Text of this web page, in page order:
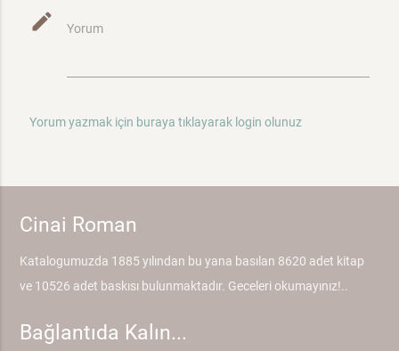
mode_edit Yorum
Yorum yazmak için buraya tıklayarak login olunuz
Cinai Roman
Katalogumuzda 1885 yılından bu yana basılan 8620 adet kitap
ve 10526 adet baskısı bulunmaktadır. Geceleri okumayınız!..
Bağlantıda Kalın...